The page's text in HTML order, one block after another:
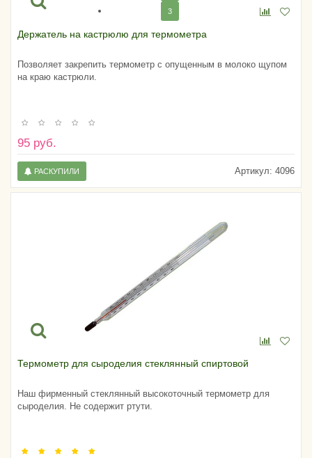
3
Держатель на кастрюлю для термометра
Позволяет закрепить термометр с опущенным в молоко щупом
на краю кастрюли.
95 руб.
Артикул: 4096
РАСКУПИЛИ
Термометр для сыроделия стеклянный спиртовой
Наш фирменный стеклянный высокоточный термометр для
сыроделия. Не содержит ртути.